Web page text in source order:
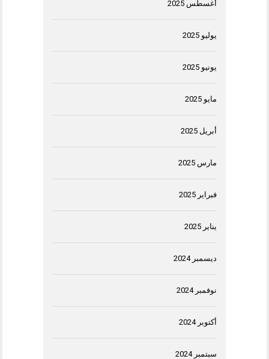
أغسطس 2025
يوليو 2025
يونيو 2025
مايو 2025
أبريل 2025
مارس 2025
فبراير 2025
يناير 2025
ديسمبر 2024
نوفمبر 2024
أكتوبر 2024
سبتمبر 2024